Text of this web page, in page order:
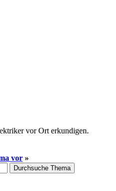
vor Ort erkundigen.
vor »